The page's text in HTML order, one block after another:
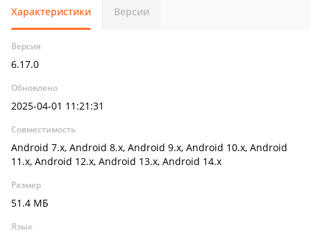
Характеристики Версии
Версия
6.17.0
Обновлено
2025-04-01 11:21:31
Совместимость
Android 7.x, Android 8.x, Android 9.x, Android 10.x, Android
11.x, Android 12.x, Android 13.x, Android 14.x
Размер
51.4 МБ
Язык